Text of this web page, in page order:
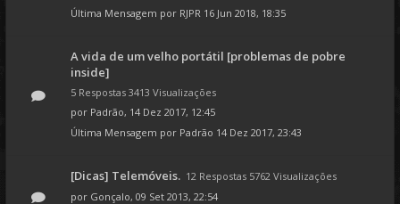
Última Mensagem por RJPR 16 Jun 2018, 18:35
A vida de um velho portátil [problemas de pobre
inside]
5 Respostas 3413 Visualizações
por Padrão, 14 Dez 2017, 12:45
Última Mensagem por Padrão 14 Dez 2017, 23:43
[Dicas] Telemóveis. 12 Respostas 5762 Visualizações
por Gonçalo, 09 Set 2013, 22:54